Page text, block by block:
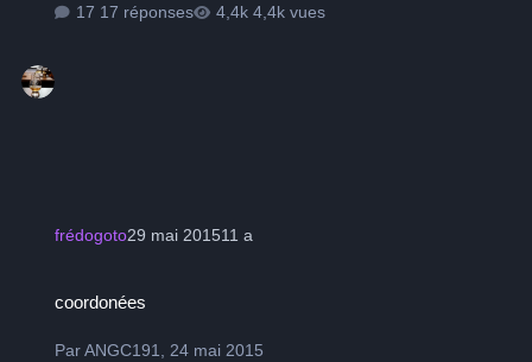
17 réponses
4,4k vues
frédogoto29 mai 201511 a
coordonées
ParANGC191,24 mai 2015